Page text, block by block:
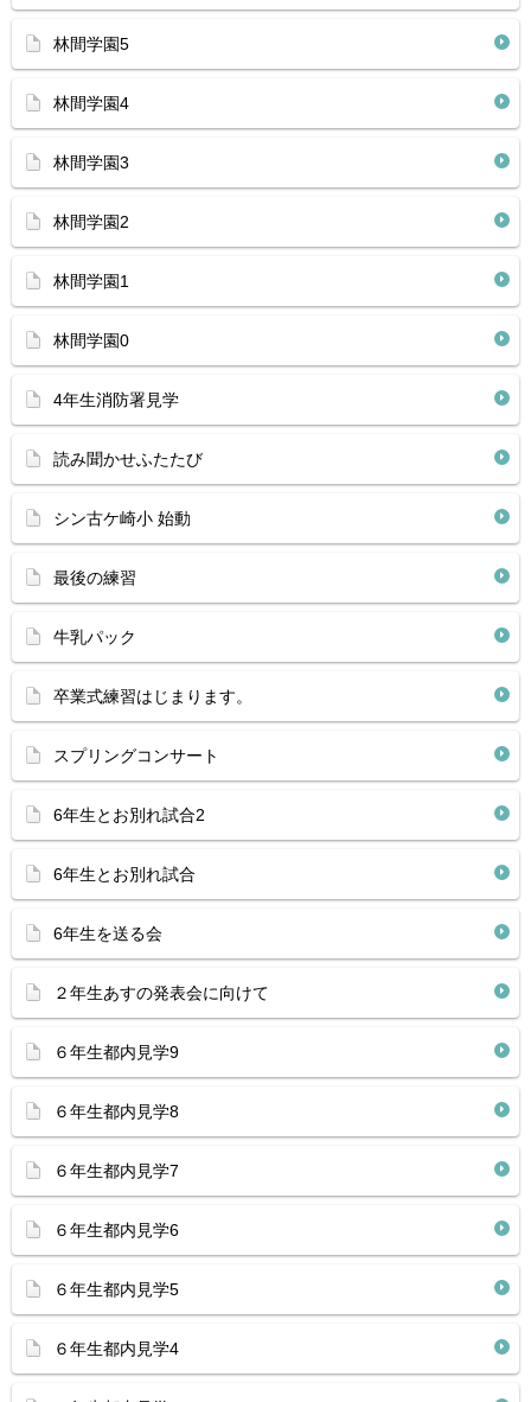
林間学園5
林間学園4
林間学園3
林間学園2
林間学園1
林間学園0
4年生消防署見学
読み聞かせふたたび
シン古ケ崎小 始動
最後の練習
牛乳パック
卒業式練習はじまります。
スプリングコンサート
6年生とお別れ試合2
6年生とお別れ試合
6年生を送る会
２年生あすの発表会に向けて
６年生都内見学9
６年生都内見学8
６年生都内見学7
６年生都内見学6
６年生都内見学5
６年生都内見学4